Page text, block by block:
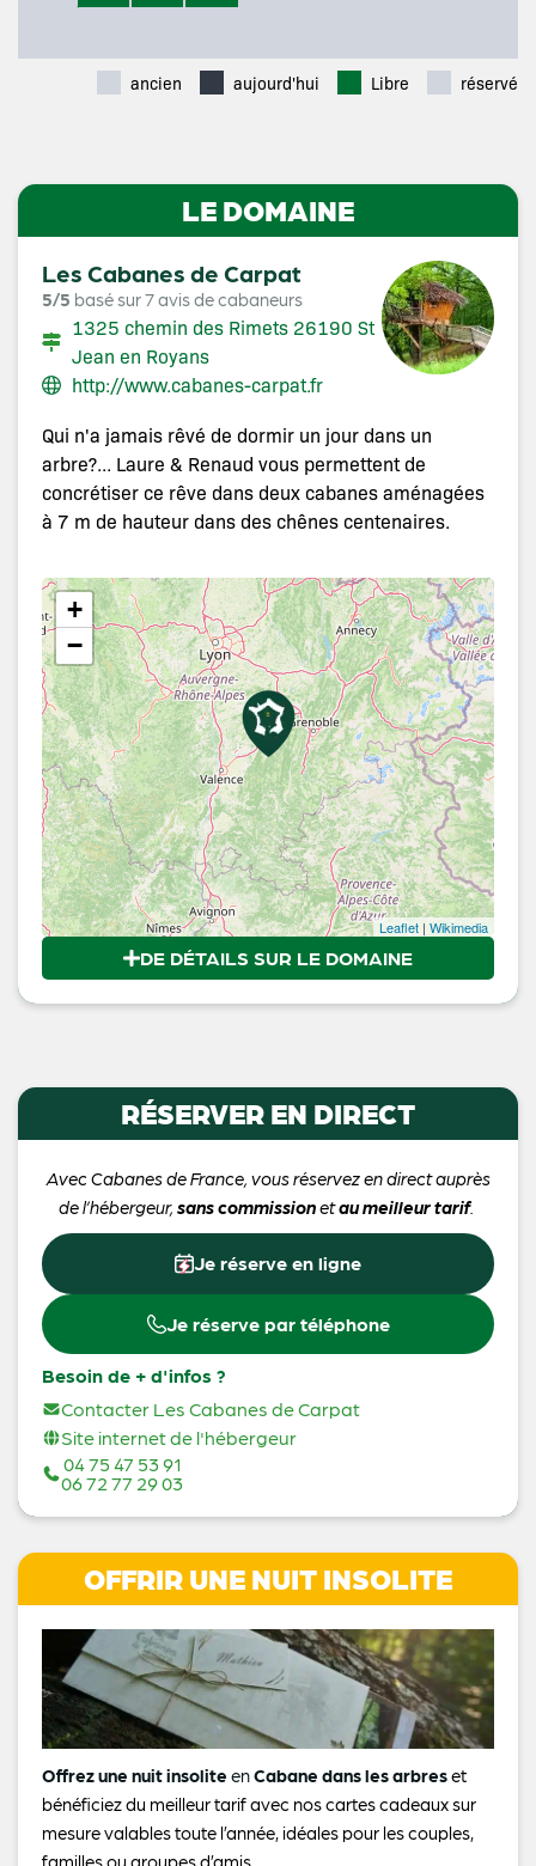
ancien aujourd'hui Libre réservé
LE DOMAINE
Les Cabanes de Carpat
5/5 basé sur 7 avis de cabaneurs
1325 chemin des Rimets 26190 St
Jean en Royans
http://www.cabanes-carpat.fr
Qui n'a jamais rêvé de dormir un jour dans un
arbre?... Laure & Renaud vous permettent de
concrétiser ce rêve dans deux cabanes aménagées
à 7 m de hauteur dans des chênes centenaires.
+
−
Leaflet | Wikimedia
DE DÉTAILS SUR LE DOMAINE
RÉSERVER EN DIRECT
Avec Cabanes de France, vous réservez en direct auprès
de l’hébergeur, sans commissionetau meilleur tarif.
Je réserve en ligne
Je réserve par téléphone
Besoin de + d'infos ?
Contacter Les Cabanes de Carpat
Site internet de l'hébergeur
04 75 47 53 91
06 72 77 29 03
OFFRIR UNE NUIT INSOLITE
Offrez une nuit insolite enCabane dans les arbreset
bénéficiez du meilleur tarif avec nos cartes cadeaux sur
mesure valables toute l’année, idéales pour les couples,
familles ou groupes d’amis.